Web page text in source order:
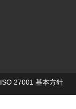
ISO 27001 基本方針